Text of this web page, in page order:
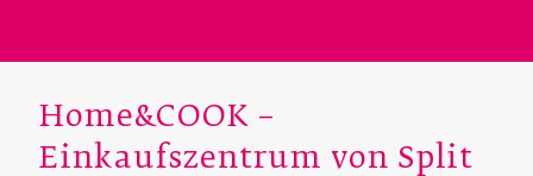
Home&COOK –
Einkaufszentrum von Split